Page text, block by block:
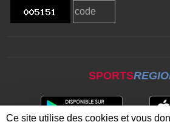
SPORTS
Ce site utilise des cookies et vous